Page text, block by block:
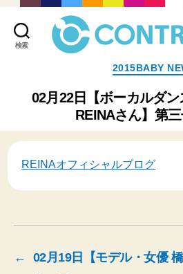
検索
式
社
コ
ン
ト
リ
ビ
(
)
カ
テ
ゴ
リ
ー
2015BABY
02月22日【ボーカルダ
REINAさん】第
REINAオフィシャルブログ
←
02月19日【モデル・女優